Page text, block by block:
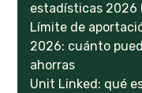
estadísticas 2026
Límite de
2026: cuánto
ahorras
Unit Linked: qué